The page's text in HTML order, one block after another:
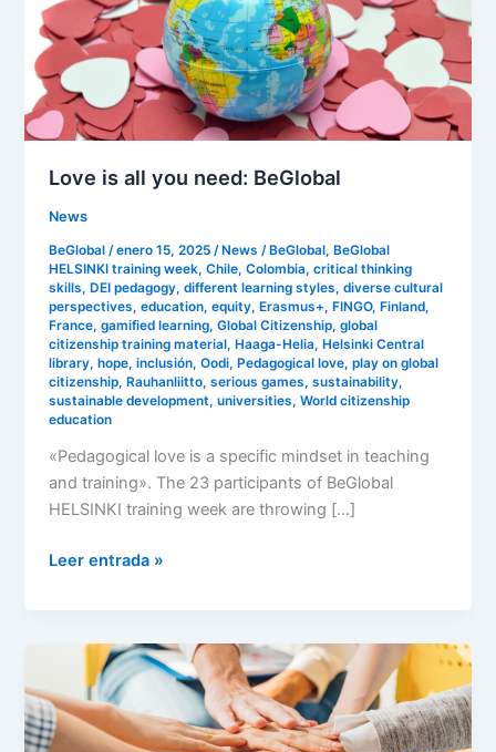
Love is all you need: BeGlobal
News
BeGlobal/enero 15, 2025/ News / BeGlobal, BeGlobal
HELSINKI training week,Chile,Colombia,critical thinking
skills, DEI pedagogy,different learning styles,diverse cultural
perspectives,education,equity, Erasmus+, FINGO, Finland,
France,gamified learning,Global Citizenship,global
citizenship training material, Haaga-Helia, Helsinki Central
library, hope,inclusión,Oodi, Pedagogical love,play on global
citizenship, Rauhanliitto,serious games,sustainability,
sustainable development,universities,World citizenship
education
«Pedagogical love is a specific mindset in teaching
and training». The 23 participants of BeGlobal
HELSINKI training week are throwing […]
need:
BeGlobal
Leer entrada »
BeGlobal
project
that